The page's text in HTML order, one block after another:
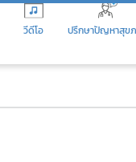
วีดีโอ ปรึกษาปัญหาสุข